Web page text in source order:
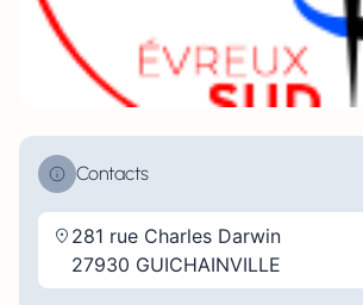
Contacts
281 rue Charles Darwin
27930 GUICHAINVILLE